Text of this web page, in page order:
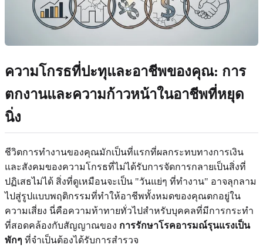
ความโกรธที่ปะทุและอาชีพของคุณ: การ
ตกงานและความก้าวหน้าในอาชีพที่หยุด
นิ่ง
ชีวิตการทำงานของคุณมักเป็นที่แรกที่ผลกระทบทางการเงิน
และสังคมของความโกรธที่ไม่ได้รับการจัดการกลายเป็นสิ่งที่
ปฏิเสธไม่ได้ สิ่งที่ดูเหมือนจะเป็น "วันแย่ๆ ที่ทำงาน" อาจลุกลาม
ไปสู่รูปแบบพฤติกรรมที่ทำให้อาชีพทั้งหมดของคุณตกอยู่ใน
ความเสี่ยง นี่คือความท้าทายทั่วไปสำหรับบุคคลที่มีการกระทำ
ที่สอดคล้องกับสัญญาณของ การรักษาโรคอารมณ์รุนแรงเป็น
พักๆ ที่จำเป็นต้องได้รับการสำรวจ